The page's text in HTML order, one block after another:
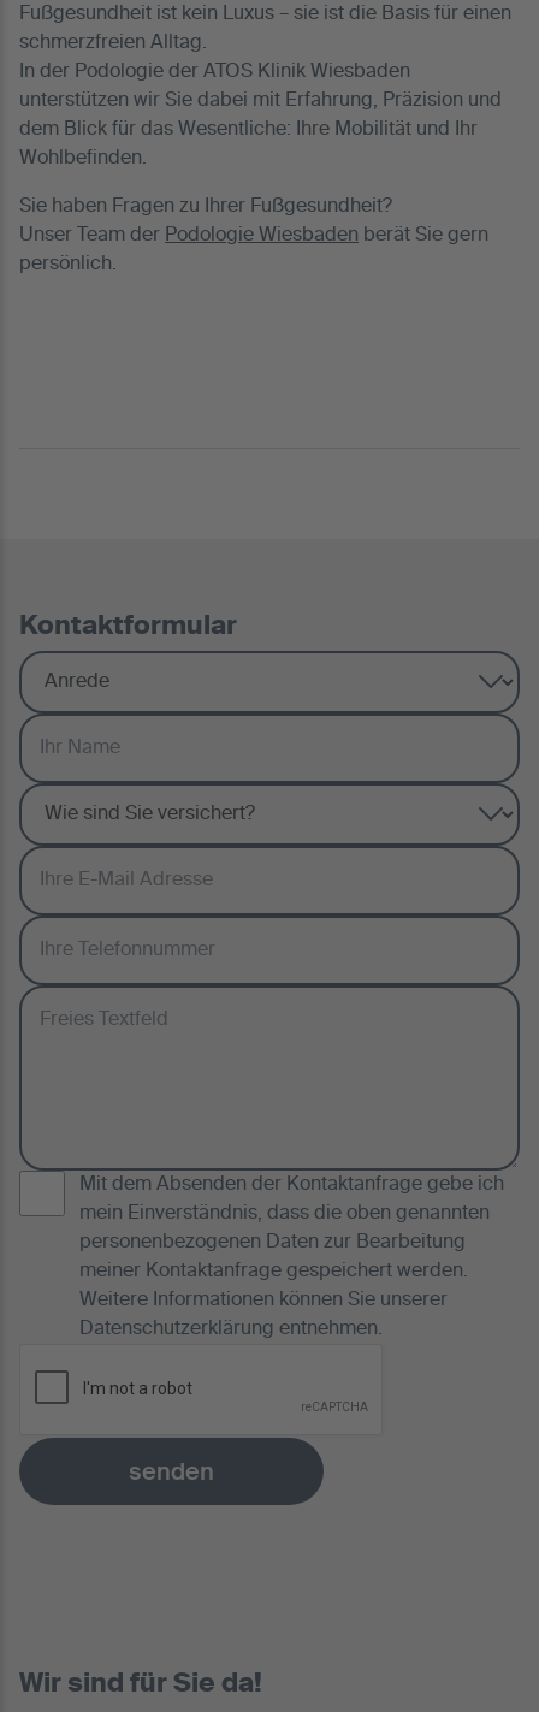
Fußgesundheit ist kein Luxus – sie ist die Basis für einen
schmerzfreien Alltag.
In der Podologie der ATOS Klinik Wiesbaden
unterstützen wir Sie dabei mit Erfahrung, Präzision und
dem Blick für das Wesentliche: Ihre Mobilität und Ihr
Wohlbefinden.
Sie haben Fragen zu Ihrer Fußgesundheit?
Unser Team der Podologie Wiesbaden berät Sie gern
persönlich.
Kontaktformular
Mit dem Absenden der Kontaktanfrage gebe ich
mein Einverständnis, dass die oben genannten
personenbezogenen Daten zur Bearbeitung
meiner Kontaktanfrage gespeichert werden.
Weitere Informationen können Sie unserer
Datenschutzerklärung entnehmen.
senden
Wir sind für Sie da!